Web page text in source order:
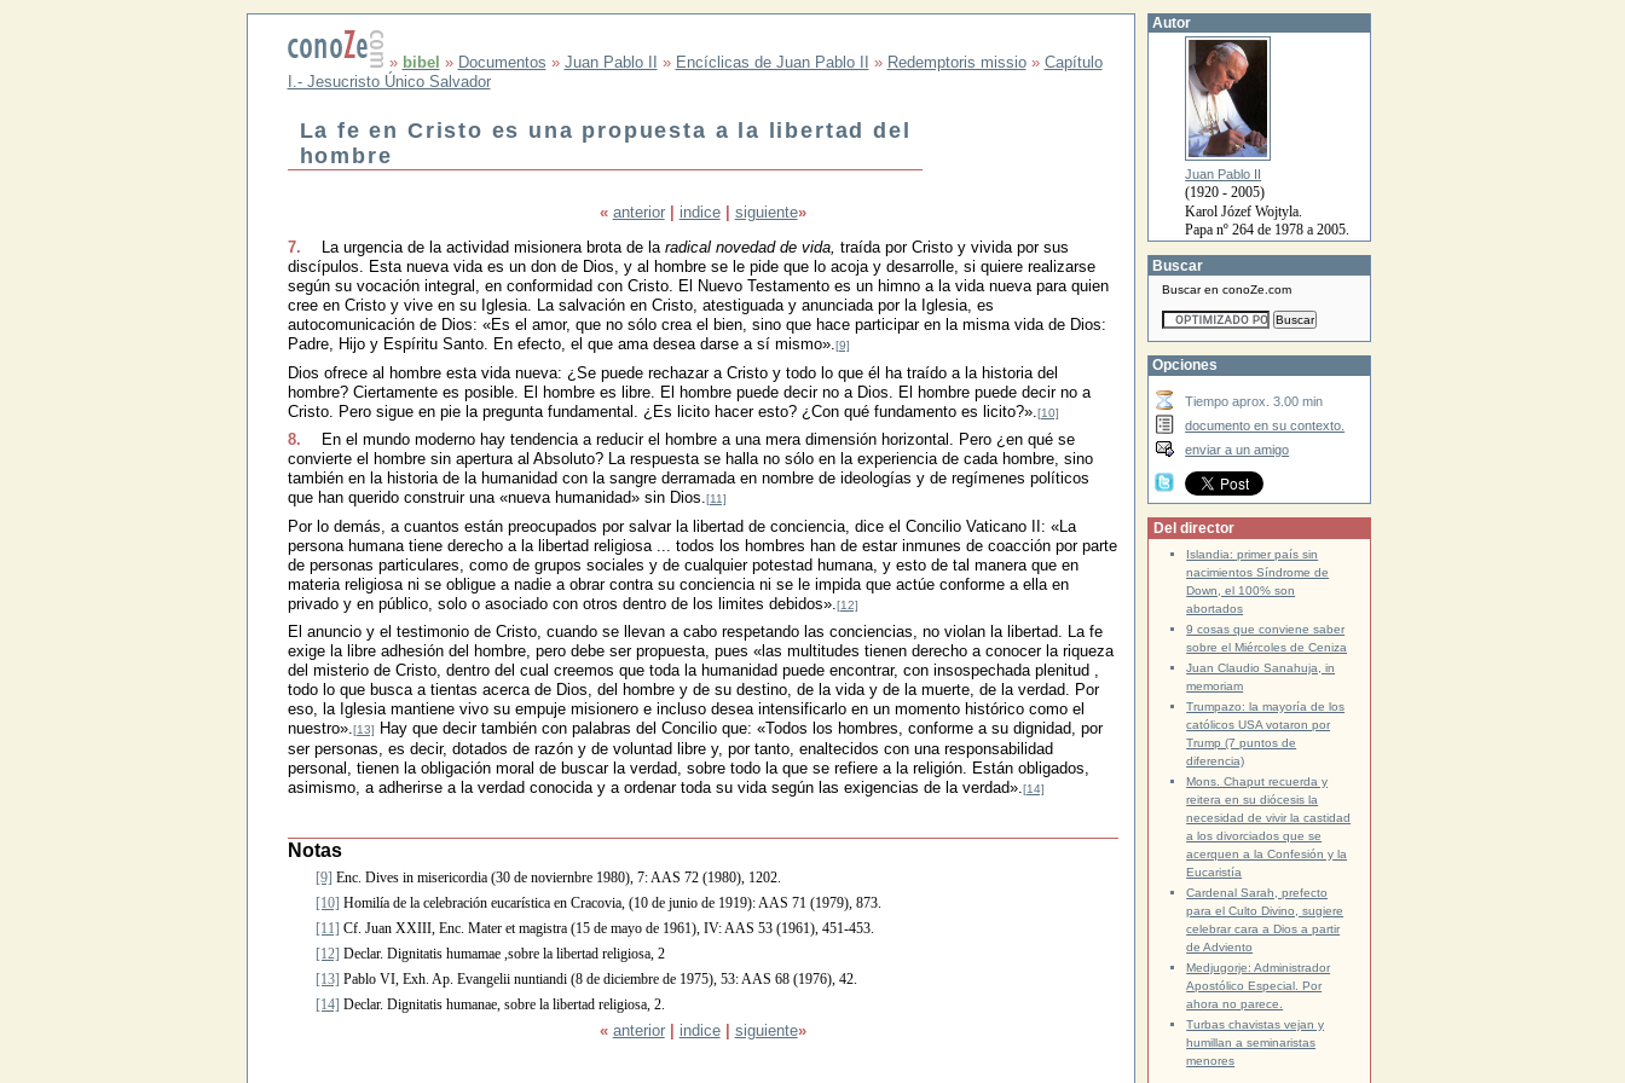
» bibel » Documentos » Juan Pablo II » Encíclicas de Juan Pablo II » Redemptoris missio» Capítulo
I.- Jesucristo Único Salvador
La fe en Cristo es una propuesta a la libertad del
hombre
« anterior indice siguiente»
7.
La urgencia de la actividad misionera brota de la radical novedad de vida, traída por Cristo y vivida por sus
discípulos. Esta nueva vida es un don de Dios, y al hombre se le pide que lo acoja y desarrolle, si quiere realizarse
según su vocación integral, en conformidad con Cristo. El Nuevo Testamento es un himno a la vida nueva para quien
cree en Cristo y vive en su Iglesia. La salvación en Cristo, atestiguada y anunciada por la Iglesia, es
autocomunicación de Dios: «Es el amor, que no sólo crea el bien, sino que hace participar en la misma vida de Dios:
Padre, Hijo y Espíritu Santo. En efecto, el que ama desea darse a sí mismo».[9]
Dios ofrece al hombre esta vida nueva: ¿Se puede rechazar a Cristo y todo lo que él ha traído a la historia del
hombre? Ciertamente es posible. El hombre es libre. El hombre puede decir no a Dios. El hombre puede decir no a
Cristo. Pero sigue en pie la pregunta fundamental. ¿Es licito hacer esto? ¿Con qué fundamento es licito?». [10]
8.
En el mundo moderno hay tendencia a reducir el hombre a una mera dimensión horizontal. Pero ¿en qué se
convierte el hombre sin apertura al Absoluto? La respuesta se halla no sólo en la experiencia de cada hombre, sino
también en la historia de la humanidad con la sangre derramada en nombre de ideologías y de regímenes políticos
que han querido construir una «nueva humanidad» sin Dios.[11]
Por lo demás, a cuantos están preocupados por salvar la libertad de conciencia, dice el Concilio Vaticano II: «La
persona humana tiene derecho a la libertad religiosa ... todos los hombres han de estar inmunes de coacción por parte
de personas particulares, como de grupos sociales y de cualquier potestad humana, y esto de tal manera que en
materia religiosa ni se obligue a nadie a obrar contra su conciencia ni se le impida que actúe conforme a ella en
privado y en público, solo o asociado con otros dentro de los limites debidos». [12]
El anuncio y el testimonio de Cristo, cuando se llevan a cabo respetando las conciencias, no violan la libertad. La fe
exige la libre adhesión del hombre, pero debe ser propuesta, pues «las multitudes tienen derecho a conocer la riqueza
del misterio de Cristo, dentro del cual creemos que toda la humanidad puede encontrar, con insospechada plenitud ,
todo lo que busca a tientas acerca de Dios, del hombre y de su destino, de la vida y de la muerte, de la verdad. Por
eso, la Iglesia mantiene vivo su empuje misionero e incluso desea intensificarlo en un momento histórico como el
nuestro».[13]
Hay que decir también con palabras del Concilio que: «Todos los hombres, conforme a su dignidad, por
ser personas, es decir, dotados de razón y de voluntad libre y, por tanto, enaltecidos con una responsabilidad
personal, tienen la obligación moral de buscar la verdad, sobre todo la que se refiere a la religión. Están obligados,
asimismo, a adherirse a la verdad conocida y a ordenar toda su vida según las exigencias de la verdad».[14]
Notas
[9] Enc. Dives in misericordia (30 de noviernbre 1980), 7: AAS 72 (1980), 1202.
[10] Homilía de la celebración eucarística en Cracovia, (10 de junio de 1919): AAS 71 (1979), 873.
[11]
Cf. Juan XXIII, Enc. Mater et magistra (15 de mayo de 1961), IV: AAS 53 (1961), 451-453.
[12] Declar. Dignitatis humamae ,sobre la libertad religiosa, 2
[13] Pablo VI, Exh. Ap. Evangelii nuntiandi (8 de diciembre de 1975), 53: AAS 68 (1976), 42.
[14] Declar. Dignitatis humanae, sobre la libertad religiosa, 2.
« anterior indice siguiente»
Autor
Juan Pablo II
(1920 - 2005)
Karol Józef Wojtyla.
Papa nº 264 de 1978 a 2005.
Buscar
Buscar en conoZe.com
Opciones
Tiempo aprox. 3.00 min
documento en su contexto.
enviar a un amigo
Del director
Islandia: primer país sin
nacimientos Síndrome de
Down, el 100% son
abortados
9 cosas que conviene saber
sobre el Miércoles de Ceniza
Juan Claudio Sanahuja, in
memoriam
Trumpazo: la mayoría de los
católicos USA votaron por
Trump (7 puntos de
diferencia)
Mons. Chaput recuerda y
reitera en su diócesis la
necesidad de vivir la castidad
a los divorciados que se
acerquen a la Confesión y la
Eucaristía
Cardenal Sarah, prefecto
para el Culto Divino, sugiere
celebrar cara a Dios a partir
de Adviento
Medjugorje: Administrador
Apostólico Especial. Por
ahora no parece.
Turbas chavistas vejan y
humillan a seminaristas
menores